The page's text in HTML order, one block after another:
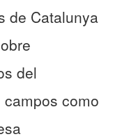
de Catalunya
del
como